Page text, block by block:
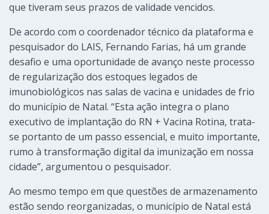
que tiveram seus prazos de validade vencidos.
De acordo com o coordenador técnico da plataforma e
pesquisador do LAIS, Fernando Farias, há um grande
desafio e uma oportunidade de avanço neste processo
de regularização dos estoques legados de
imunobiológicos nas salas de vacina e unidades de frio
do município de Natal. “Esta ação integra o plano
executivo de implantação do RN + Vacina Rotina, trata-
se portanto de um passo essencial, e muito importante,
rumo à transformação digital da imunização em nossa
cidade”, argumentou o pesquisador.
Ao mesmo tempo em que questões de armazenamento
estão sendo reorganizadas, o município de Natal está